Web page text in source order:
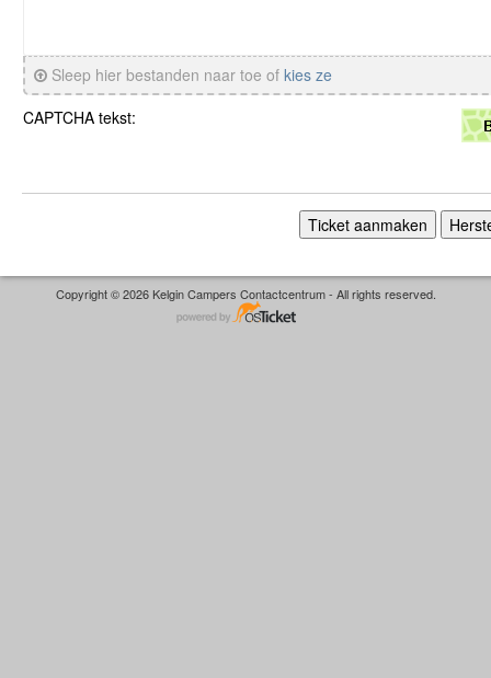
Sleep hier bestanden naar toe of kies ze
CAPTCHA tekst:
Copyright © 2026 Kelgin Campers Contactcentrum - All rights reserved.